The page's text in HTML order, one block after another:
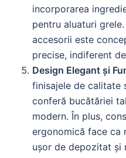
incorporarea
pentru aluaturi
accesorii este
precise, indiferent
Design Elegant și
finisajele de calitate
conferă bucătăriei
modern. În plus,
ergonomică face ca
ușor de depozitat și